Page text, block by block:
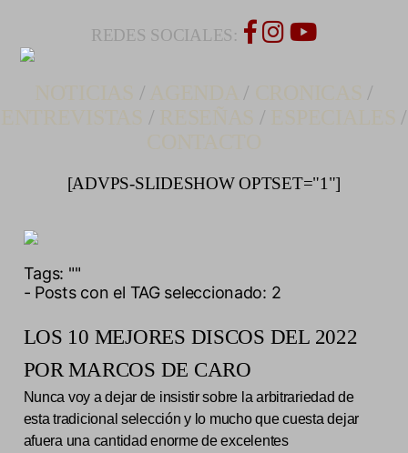
REDES SOCIALES:
/ /
/
/ /
/
[ADVPS-SLIDESHOW OPTSET="1"]
Tags: ""
- Posts con el TAG seleccionado: 2
LOS 10 MEJORES DISCOS DEL 2022
POR MARCOS DE CARO
Nunca voy a dejar de insistir sobre la arbitrariedad de
esta tradicional selección y lo mucho que cuesta dejar
afuera una cantidad enorme de excelentes